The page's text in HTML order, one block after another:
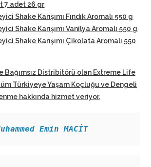
7 adet 26 gr
Shake Karışımı Fındık Aromalı 550 g
Shake Karışımı Vanilya Aromalı 550 g
Shake Karışımı Çikolata Aromalı 550
Bağımsız Distribitörü olan Extreme Life
Türkiyeye Yaşam Koçluğu ve Dengeli
hakkında hizmet veriyor.
Emin MACİT